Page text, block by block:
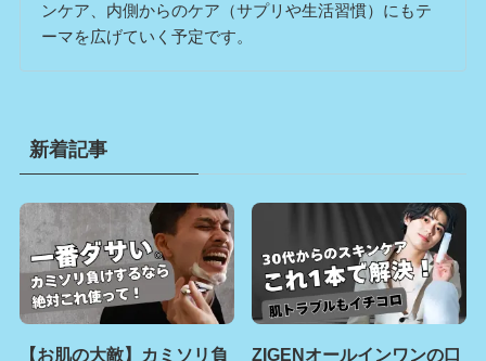
ンケア、内側からのケア（サプリや生活習慣）にもテ
ーマを広げていく予定です。
新着記事
【お肌の大敵】カミソリ負 ZIGENオールインワンの口